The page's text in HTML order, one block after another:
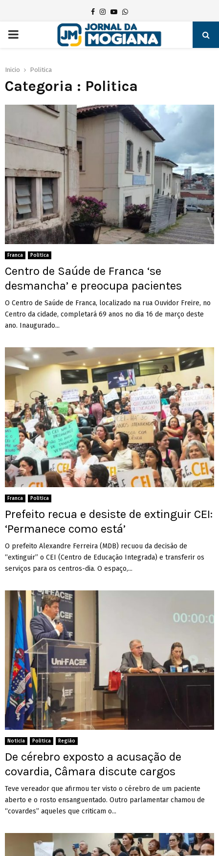
Facebook
Instagram
YoutubeWhatsapp
PRIMARY
Inicio Politica
Categoria : Politica
Franca Politica
Centro de Saúde de Franca ‘se
desmancha’ e preocupa pacientes
O Centro de Saúde de Franca, localizado na rua Ouvidor Freire, no
Centro da cidade, completará 69 anos no dia 16 de março deste
ano. Inaugurado...
Franca Politica
Prefeito recua e desiste de extinguir CEI:
‘Permanece como está’
O prefeito Alexandre Ferreira (MDB) recuou da decisão de
“extinguir” o CEI (Centro de Educação Integrada) e transferir os
serviços para os centros-dia. O espaço,...
Noticia Politica Região
De cérebro exposto a acusação de
covardia, Câmara discute cargos
Teve vereador que afirmou ter visto o cérebro de um paciente
aberto e o rosto ensanguentado. Outro parlamentar chamou de
“covardes” aqueles que criticam o...